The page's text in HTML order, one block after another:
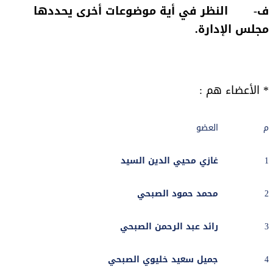
ف‌- النظر في أية موضوعات أخرى يحددها
مجلس الإدارة.
* الأعضاء هم :
م
العضو
1
غازي محيي الدين السيد
2
محمد حمود الصبحي
3
رائد عبد الرحمن الصبحي
4
جميل سعيد خليوي الصبحي